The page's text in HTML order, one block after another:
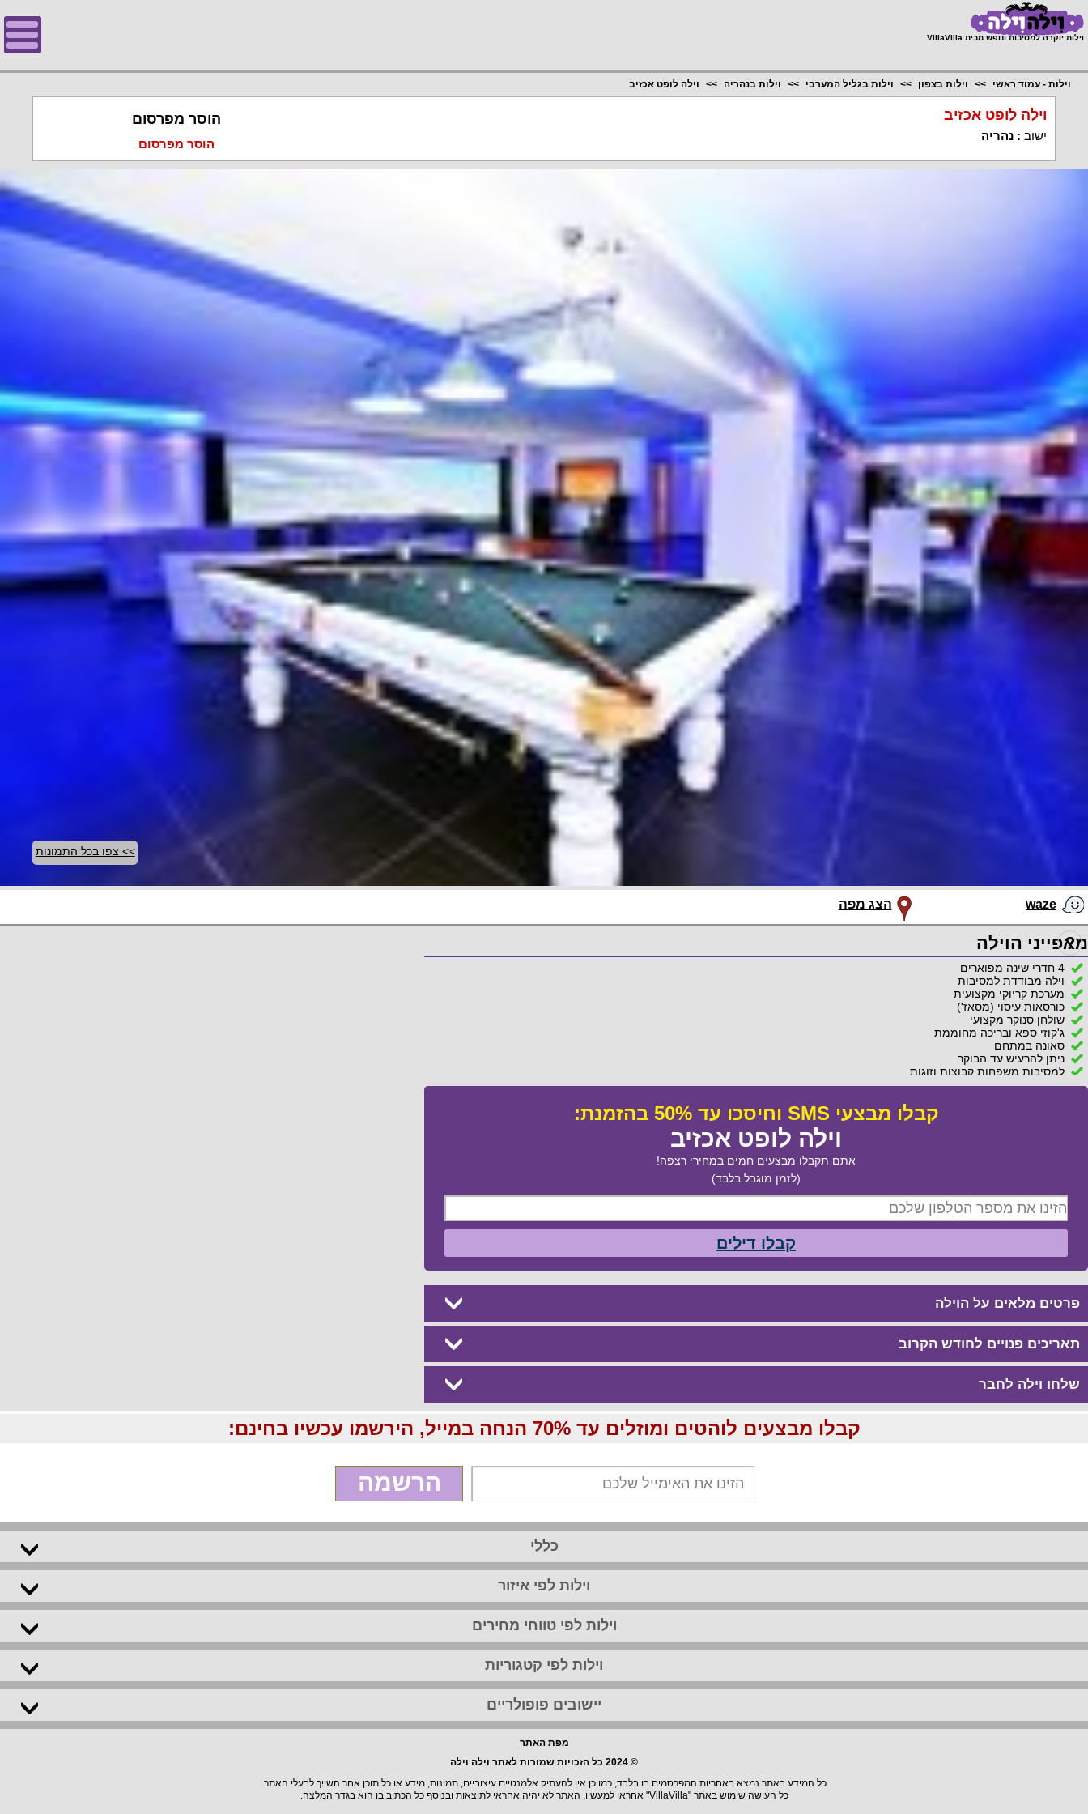
וילות יוקרה למסיבות ונופש מבית VillaVilla
וילות - עמוד ראשי וילות בצפון וילות בגליל המערבי וילות בנהריה וילה לופט אכזיב
וילה לופט אכזיב
ישוב :נהריה
הוסר מפרסום
הוסר מפרסום
>> צפו בכל התמונות
waze הצג מפה
?
מאפייני הוילה
4 חדרי שינה מפוארים
וילה מבודדת למסיבות
מערכת קריוקי מקצועית
כורסאות עיסוי (מסאז')
שולחן סנוקר מקצועי
ג'קוזי ספא ובריכה מחוממת
סאונה במתחם
ניתן להרעיש עד הבוקר
למסיבות משפחות קבוצות וזוגות
קבלו מבצעי SMS וחיסכו עד 50% בהזמנת:
וילה לופט אכזיב
אתם תקבלו מבצעים חמים במחירי רצפה!
(לזמן מוגבל בלבד)
קבלו דילים
פרטים מלאים על הוילה
תאריכים פנויים לחודש הקרוב
שלחו וילה לחבר
קבלו מבצעים לוהטים ומוזלים עד 70% הנחה במייל, הירשמו עכשיו בחינם:
הרשמה
כללי
וילות לפי איזור
וילות לפי טווחי מחירים
וילות לפי קטגוריות
יישובים פופולריים
מפת האתר
© 2024 כל הזכויות שמורות לאתר וילה וילה
כל המידע באתר נמצא באחריות המפרסמים בו בלבד, כמו כן אין להעתיק אלמנטיים עיצוביים, תמונות, מידע או כל תוכן אחר השייך לבעלי האתר.
כל העושה שימוש באתר "VillaVilla" אחראי למעשיו, האתר לא יהיה אחראי לתוצאות ובנוסף כל הכתוב בו הוא בגדר המלצה.